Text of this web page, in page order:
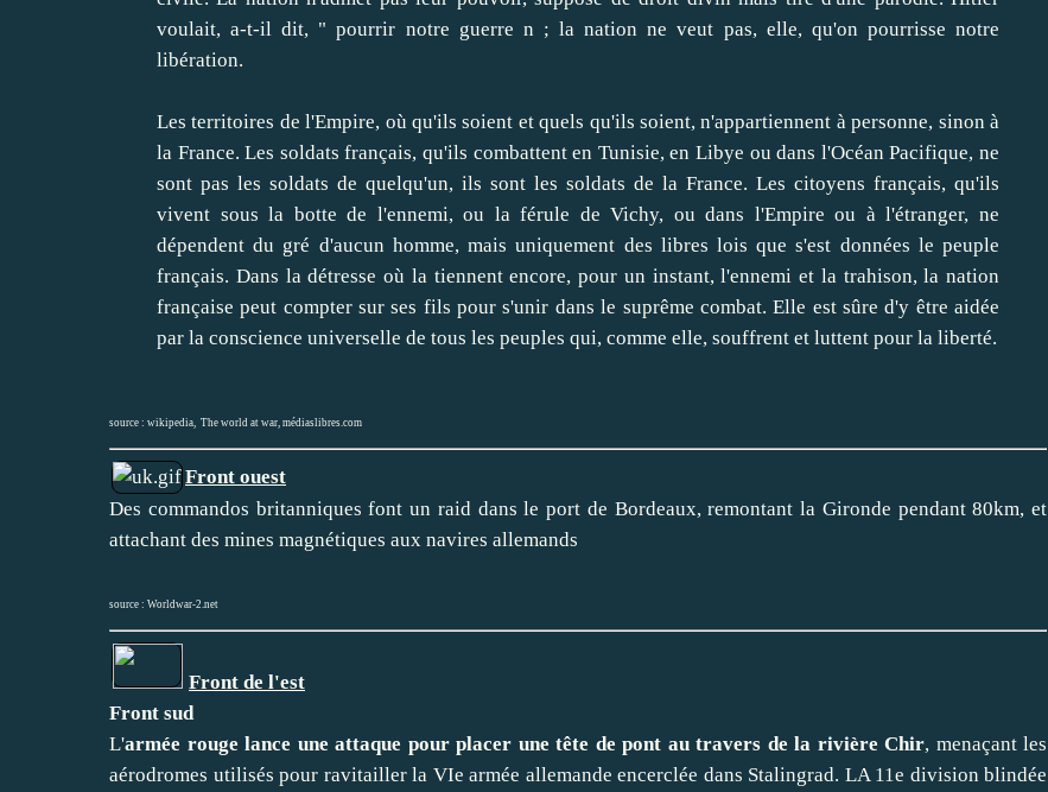
voulait, a-t-il dit, " pourrir notre guerre n ; la nation ne veut pas, elle, qu'on pourrisse notre
libération.
Les territoires de l'Empire, où qu'ils soient et quels qu'ils soient, n'appartiennent à personne, sinon à
la France. Les soldats français, qu'ils combattent en Tunisie, en Libye ou dans l'Océan Pacifique, ne
sont pas les soldats de quelqu'un, ils sont les soldats de la France. Les citoyens français, qu'ils
vivent sous la botte de l'ennemi, ou la férule de Vichy, ou dans l'Empire ou à l'étranger, ne
dépendent du gré d'aucun homme, mais uniquement des libres lois que s'est données le peuple
français. Dans la détresse où la tiennent encore, pour un instant, l'ennemi et la trahison, la nation
française peut compter sur ses fils pour s'unir dans le suprême combat. Elle est sûre d'y être aidée
par la conscience universelle de tous les peuples qui, comme elle, souffrent et luttent pour la liberté.
source : wikipedia The world at war médiaslibres.com
Front ouest
Des commandos britanniques font un raid dans le port de Bordeaux, remontant la Gironde pendant 80km, et
attachant des mines magnétiques aux navires allemands
source : Worldwar-2.net
Front de l'est
Front sud
L'armée rouge lance une attaque pour placer une tête de pont au travers de la rivière Chir, menaçant les
aérodromes utilisés pour ravitailler la VIe armée allemande encerclée dans Stalingrad. LA 11e division blindée